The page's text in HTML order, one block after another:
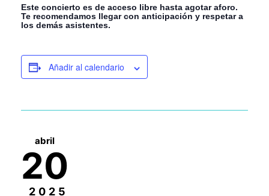
Este concierto es de acceso libre hasta agotar aforo.
Te recomendamos llegar con anticipación y respetar a
los demás asistentes.
Añadir al calendario
abril
20
2025